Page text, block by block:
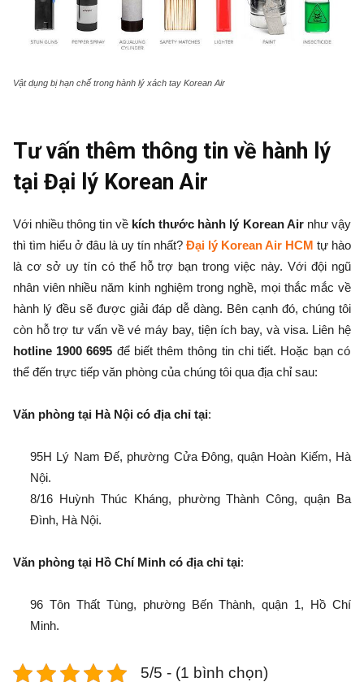
Vật dụng bị hạn chế trong hành lý xách tay Korean Air
Tư vấn thêm thông tin về hành lý
tại Đại lý Korean Air
Với nhiều thông tin về kích thước hành lý Korean Airnhư vậy
thì tìm hiểu ở đâu là uy tín nhất? Đại lý Korean Air HCM tự hào
là cơ sở uy tín có thể hỗ trợ bạn trong việc này. Với đội ngũ
nhân viên nhiều năm kinh nghiệm trong nghề, mọi thắc mắc về
hành lý đều sẽ được giải đáp dễ dàng. Bên cạnh đó, chúng tôi
còn hỗ trợ tư vấn về vé máy bay, tiện ích bay, và visa. Liên hệ
hotline 1900 6695 để biết thêm thông tin chi tiết. Hoặc bạn có
thể đến trực tiếp văn phòng của chúng tôi qua địa chỉ sau:
Văn phòng tại Hà Nội có địa chỉ tại:
95H Lý Nam Đế, phường Cửa Đông, quận Hoàn Kiếm, Hà
Nội.
8/16 Huỳnh Thúc Kháng, phường Thành Công, quận Ba
Đình, Hà Nội.
Văn phòng tại Hồ Chí Minh có địa chỉ tại:
96 Tôn Thất Tùng, phường Bến Thành, quận 1, Hồ Chí
Minh.
5/5 - (1 bình chọn)